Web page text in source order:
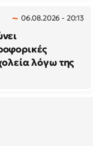
06.08.2026 - 20:13
λόγω της